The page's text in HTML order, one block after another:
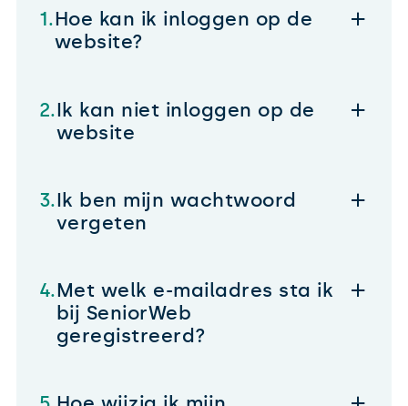
Hoe kan ik inloggen op de
website?
Ik kan niet inloggen op de
website
Ik ben mijn wachtwoord
vergeten
Met welk e-mailadres sta ik
bij SeniorWeb
geregistreerd?